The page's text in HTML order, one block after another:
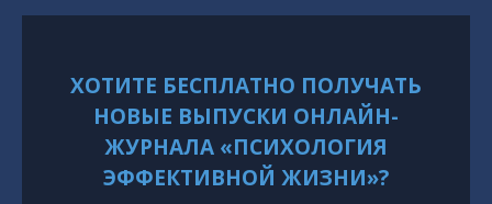
ХОТИТЕ БЕСПЛАТНО ПОЛУЧАТЬ
НОВЫЕ ВЫПУСКИ ОНЛАЙН-
ЖУРНАЛА «ПСИХОЛОГИЯ
ЭФФЕКТИВНОЙ ЖИЗНИ»?